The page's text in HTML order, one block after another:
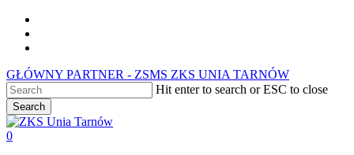
Skip
main
GŁÓWNY PARTNER - ZSMS ZKS UNIA TARNÓW
Hit enter to search or ESC to close
Search
Close
Search
0